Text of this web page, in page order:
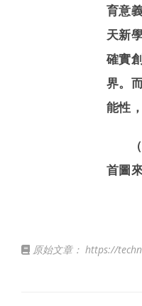
育意
天新
確實
界。
能性
首圖
原始文章： https://